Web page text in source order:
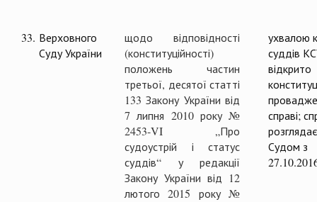
33. Верховного
Суду України
щодо відповідності
(конституційності)
положень частин
третьої, десятої статті
133 Закону України від
7 липня 2010 року №
2453-VI „Про
судоустрій і статус
суддів“ у редакції
Закону України від 12
лютого 2015 року №
ухвалою
суддів
відкрито
справі;
Судом з